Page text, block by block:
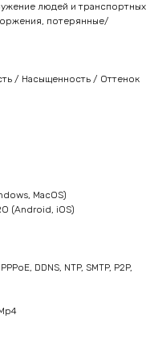
людей и транспортных
потерянные/
/ Насыщенность / Оттенок
MacOS)
(Android, iOS)
DDNS, NTP, SMTP, P2P,